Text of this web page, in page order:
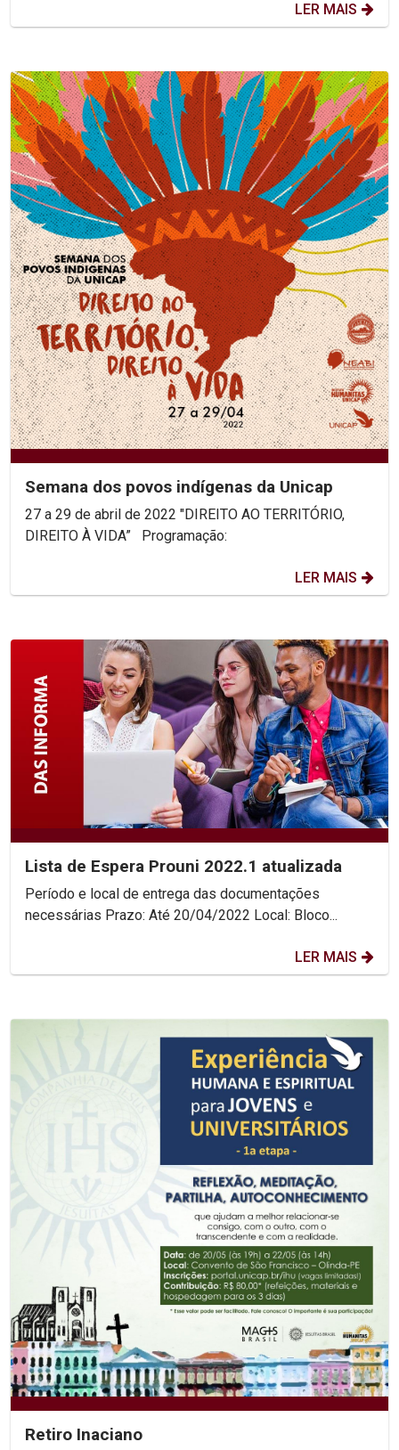
LER MAIS
Semana dos povos indígenas da Unicap
27 a 29 de abril de 2022 "DIREITO AO TERRITÓRIO,
LER MAIS
Lista de Espera Prouni 2022.1 atualizada
Período e local de entrega das documentações
necessárias Prazo: Até 20/04/2022 Local: Bloco...
LER MAIS
Retiro Inaciano